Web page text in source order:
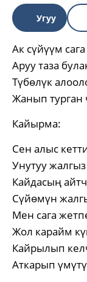
Угуу
Ак сүйүүм
Аруу таза
Түбөлүк
Жанып турган
Кайырма:
Сен алыс
Унутуу
Кайдасың
Сүйөмүн
Мен сага
Жол карайм
Кайрылып
Аткарып